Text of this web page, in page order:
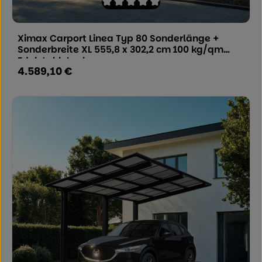
Durchschnittliche Bewertung von 0
Ximax Carport Linea Typ 80 Sonderlänge +
Sonderbreite XL 555,8 x 302,2 cm 100 kg/qm
Edelstahl-Look
Regulärer Preis:
4.589,10 €